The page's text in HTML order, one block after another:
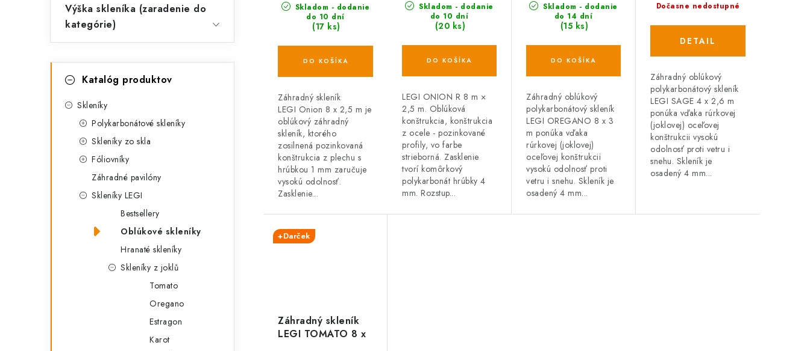
Výška skleníka (zaradenie do
kategórie)
kategórieKatalóg produktov
Skleníky
Polykarbonátové skleníky
Skleníky zo skla
Fóliovníky
Záhradné pavilóny
Skleníky LEGI
Bestsellery
Oblúkové skleníky
Hranaté skleníky
Skleníky z joklů
Tomato
Oregano
Estragon
Karot
Skladom - dodanie
do 10 dní
(17 ks)
DO KOŠÍKA
Záhradný skleník
LEGI Onion 8 x 2,5 m je
oblúkový záhradný
skleník, ktorého
zosilnená pozinkovaná
konštrukcia z plechu s
hrúbkou 1 mm zaručuje
vysokú odolnosť.
Zasklenie...
Skladom - dodanie
do 10 dní
(20 ks)
DO KOŠÍKA
LEGI ONION R 8 m ×
2,5 m. Oblúková
konštrukcia, konštrukcia
z ocele - pozinkované
profily, vo farbe
strieborná. Zasklenie
tvorí komôrkový
polykarbonát hrúbky 4
mm. Rozstup...
Skladom - dodanie
do 14 dní
(15 ks)
DO KOŠÍKA
Záhradný oblúkový
polykarbonátový skleník
LEGI OREGANO 8 x 3
m ponúka vďaka
rúrkovej (joklovej)
oceľovej konštrukcii
vysokú odolnosť proti
vetru i snehu. Skleník je
osadený 4 mm...
Dočasne nedostupné
DETAIL
Záhradný oblúkový
polykarbonátový skleník
LEGI SAGE 4 x 2,6 m
ponúka vďaka rúrkovej
(joklovej) oceľovej
konštrukcii vysokú
odolnosť proti vetru i
snehu. Skleník je
osadený 4 mm...
Záhradný skleník
LEGI TOMATO 8 x
+Darček